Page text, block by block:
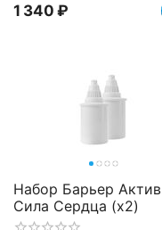
1 340 ₽
Набор Барьер Актив
Сила Сердца (х2)